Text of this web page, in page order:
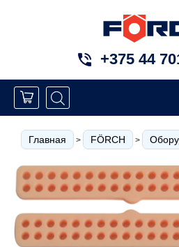
+375 44
Главная > FÖRCH >